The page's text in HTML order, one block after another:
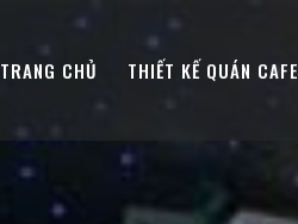
TRANG CHỦ THIẾT KẾ QUÁN CAFE